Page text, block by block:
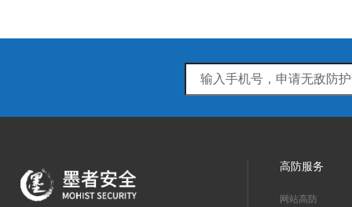
高防服务
网站高防